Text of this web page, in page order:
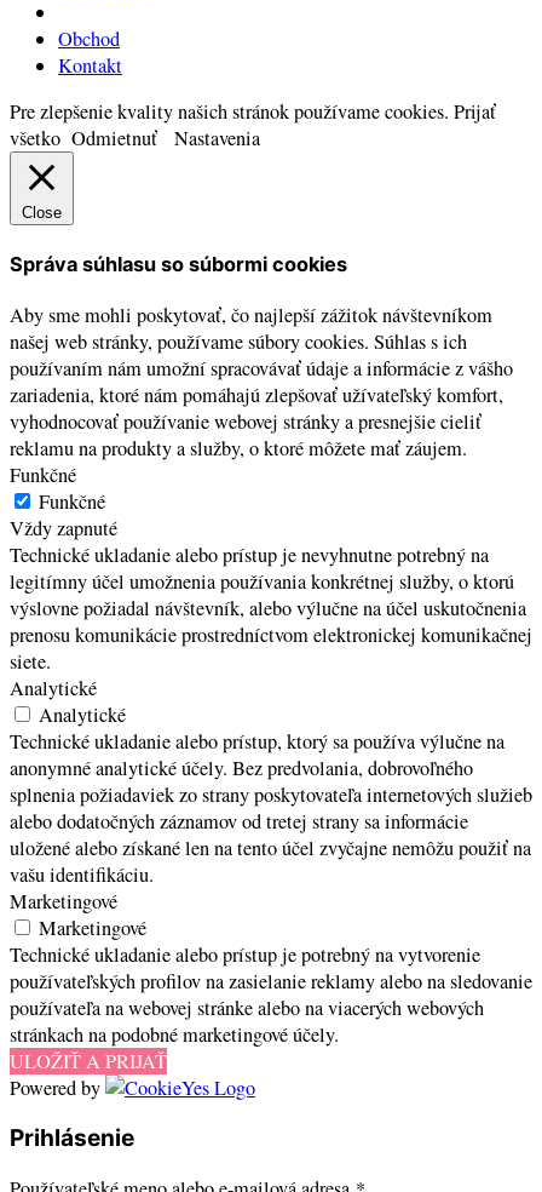
Obchod
Kontakt
Pre zlepšenie kvality našich stránok používame cookies. Prijať
všetko Odmietnuť Nastavenia
Close
Správa súhlasu so súbormi cookies
Aby sme mohli poskytovať, čo najlepší zážitok návštevníkom
našej web stránky, používame súbory cookies. Súhlas s ich
používaním nám umožní spracovávať údaje a informácie z vášho
zariadenia, ktoré nám pomáhajú zlepšovať užívateľský komfort,
vyhodnocovať používanie webovej stránky a presnejšie cieliť
reklamu na produkty a služby, o ktoré môžete mať záujem.
Funkčné
Funkčné
Vždy zapnuté
Technické ukladanie alebo prístup je nevyhnutne potrebný na
legitímny účel umožnenia používania konkrétnej služby, o ktorú
výslovne požiadal návštevník, alebo výlučne na účel uskutočnenia
prenosu komunikácie prostredníctvom elektronickej komunikačnej
siete.
Analytické
Analytické
Technické ukladanie alebo prístup, ktorý sa používa výlučne na
anonymné analytické účely. Bez predvolania, dobrovoľného
splnenia požiadaviek zo strany poskytovateľa internetových služieb
alebo dodatočných záznamov od tretej strany sa informácie
uložené alebo získané len na tento účel zvyčajne nemôžu použiť na
vašu identifikáciu.
Marketingové
Marketingové
Technické ukladanie alebo prístup je potrebný na vytvorenie
používateľských profilov na zasielanie reklamy alebo na sledovanie
používateľa na webovej stránke alebo na viacerých webových
stránkach na podobné marketingové účely.
ULOŽIŤ A PRIJAŤ
Powered by
Prihlásenie